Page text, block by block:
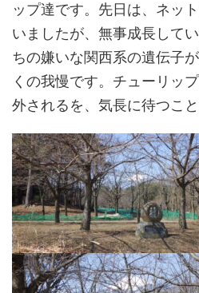
ップ達です。先日は、ネッ
いましたが、無事成長して
ちの嫌いな関西系の遺伝子
くの我慢です。チューリッ
外されるを、気長に待つこと